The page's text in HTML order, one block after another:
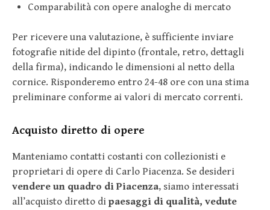
Comparabilità con opere analoghe di mercato
Per ricevere una valutazione, è sufficiente inviare
fotografie nitide del dipinto (frontale, retro, dettagli
della firma), indicando le dimensioni al netto della
cornice. Risponderemo entro 24-48 ore con una stima
preliminare conforme ai valori di mercato correnti.
Acquisto diretto di opere
Manteniamo contatti costanti con collezionisti e
proprietari di opere di Carlo Piacenza. Se desideri
vendere un quadro di Piacenza, siamo interessati
all’acquisto diretto di paesaggi di qualità, vedute